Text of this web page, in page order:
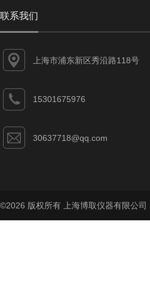
联系我们
上海市浦东新区秀沿路118号
15301675976
30637718@qq.com
©2026 版权所有 上海博取仪器有限公司